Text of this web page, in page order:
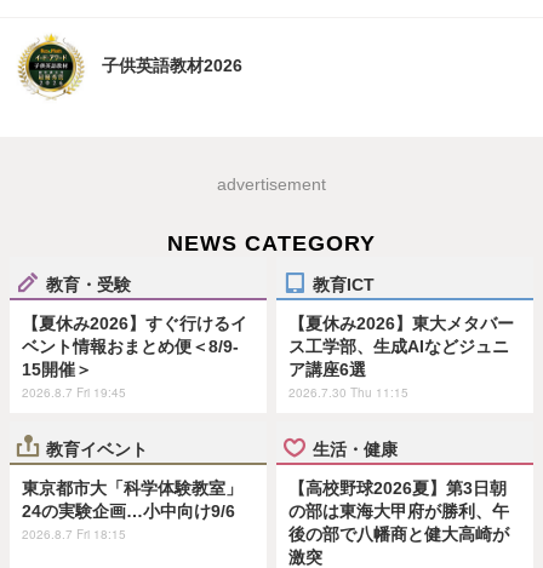
子供英語教材2026
advertisement
NEWS CATEGORY
教育・受験
【夏休み2026】すぐ行けるイ
ベント情報おまとめ便＜8/9-
15開催＞
2026.8.7 Fri 19:45
教育ICT
【夏休み2026】東大メタバー
ス工学部、生成AIなどジュニ
ア講座6選
2026.7.30 Thu 11:15
教育イベント
東京都市大「科学体験教室」
24の実験企画…小中向け9/6
2026.8.7 Fri 18:15
生活・健康
【高校野球2026夏】第3日朝
の部は東海大甲府が勝利、午
後の部で八幡商と健大高崎が
激突